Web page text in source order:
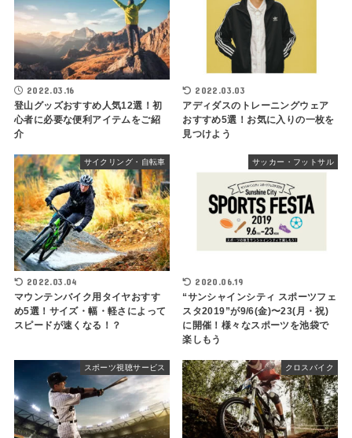
2022.03.16
登山グッズおすすめ人気12選！初
心者に必要な便利アイテムをご紹
介
2022.03.03
アディダスのトレーニングウェア
おすすめ5選！お気に入りの一枚を
見つけよう
サイクリング・自転車
2022.03.04
マウンテンバイク用タイヤおすす
め5選！サイズ・幅・軽さによって
スピードが速くなる！？
サッカー・フットサル
2020.06.19
“サンシャインシティ スポーツフェ
スタ2019”が9/6(金)〜23(月・祝)
に開催！様々なスポーツを池袋で
楽しもう
スポーツ視聴サービス クロスバイク